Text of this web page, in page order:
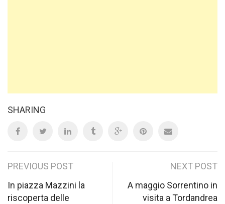
SHARING
Post
navigation
PREVIOUS POST
In piazza Mazzini la
riscoperta delle
NEXT POST
A maggio Sorrentino in
visita a Tordandrea